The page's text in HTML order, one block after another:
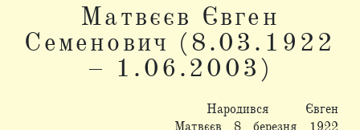
Матвєєв Євген
Семенович (8.03.1922
– 1.06.2003)
Народився Євген